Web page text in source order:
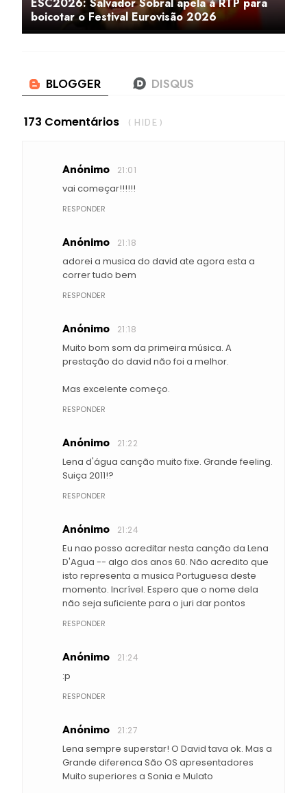
boicotar o Festival Eurovisão 2026
173 Comentários ( HIDE )
Anónimo 21:01
vai começar!!!!!!
RESPONDER
Anónimo 21:18
adorei a musica do david ate agora esta a
correr tudo bem
RESPONDER
Anónimo 21:18
Muito bom som da primeira música. A
prestação do david não foi a melhor.
Mas excelente começo.
RESPONDER
Anónimo 21:22
Lena d'água canção muito fixe. Grande feeling.
Suiça 2011!?
RESPONDER
Anónimo 21:24
Eu nao posso acreditar nesta canção da Lena
D'Agua -- algo dos anos 60. Não acredito que
isto representa a musica Portuguesa deste
momento. Incrível. Espero que o nome dela
não seja suficiente para o juri dar pontos
RESPONDER
Anónimo 21:24
:p
RESPONDER
Anónimo 21:27
Lena sempre superstar! O David tava ok. Mas a
Grande diferenca São OS apresentadores
Muito superiores a Sonia e Mulato